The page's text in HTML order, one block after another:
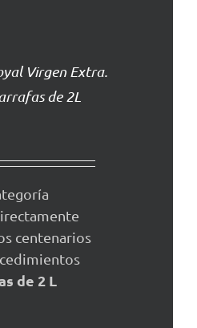
Virgen Extra.
de 2L
centenarios
de 2 L